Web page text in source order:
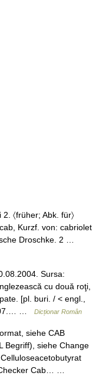
〈früher; Abk. für〉
Kurzf. von: cabriolet
Droschke. 2 …
Sursa:
cu două roţi,
[pl. buri. / < engl.,
…
Dicționar Român
siehe CAB
Begriff), siehe Change
Checker Cab… …